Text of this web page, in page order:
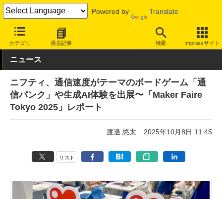
Powered by Translate
カテゴリ 過去記事 検索 Impressサイト
INTERNET Watch イベント
ニュース
ニフティ、通信速度がテーマのボードゲーム「通
信パンク」や生成AI体験を出展〜「Maker Faire
Tokyo 2025」レポート
渡邊 悠太 2025年10月8日 11:45
リスト